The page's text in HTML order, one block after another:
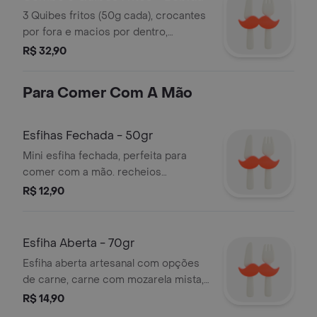
3 Quibes fritos (50g cada), crocantes
por fora e macios por dentro,
acompanhados de uma bebida à sua
categoria tarde com árabe.
R$ 32,90
Para Comer Com A Mão
Esfihas Fechada - 50gr
Mini esfiha fechada, perfeita para
comer com a mão. recheios
disponíveis: carne, mozarela,
uma refeição leve ou para
complementar seu pedido. serve 1
pessoa (50g).
R$ 12,90
Esfiha Aberta - 70gr
Esfiha aberta artesanal com opções
de carne, carne com mozarela mista,
mozarela pura ou zaatar, o clássico
R$ 14,90